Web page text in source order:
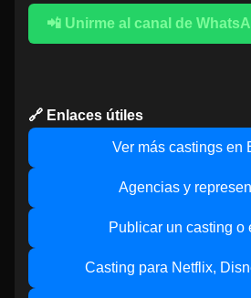
📲 Unirme al canal de
🔗 Enlaces útiles
Ver más castings en
Agencias y
Publicar un casting o
Casting para Netflix,